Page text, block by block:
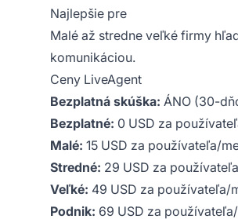
Najlepšie pre
Malé až stredne veľké firmy
komunikáciou.
Ceny LiveAgent
Bezplatná skúška: ÁNO (30-
Bezplatné: 0 USD za
Malé: 15 USD za používateľa/
Stredné: 29 USD za
Veľké: 49 USD za používateľa/
Podnik: 69 USD za